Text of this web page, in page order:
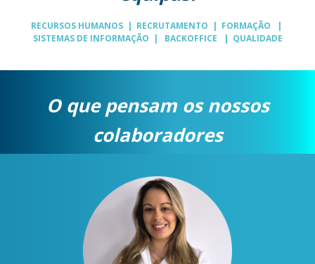
RECURSOS HUMANOS | RECRUTAMENTO | FORMAÇÃO |
SISTEMAS DE INFORMAÇÃO | BACKOFFICE | QUALIDADE
O que pensam os nossos
colaboradores